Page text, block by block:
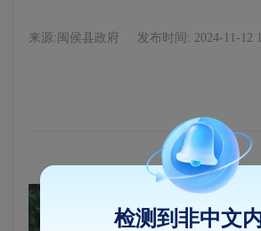
来源:闽侯县政府 发布时间: 2024-11-12
检测到非中文